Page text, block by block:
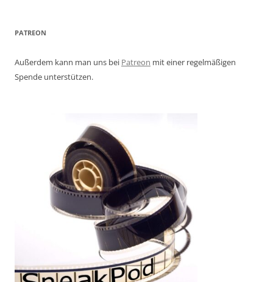
PATREON
Außerdem kann man uns bei Patreon mit einer regelmäßigen
Spende unterstützen.